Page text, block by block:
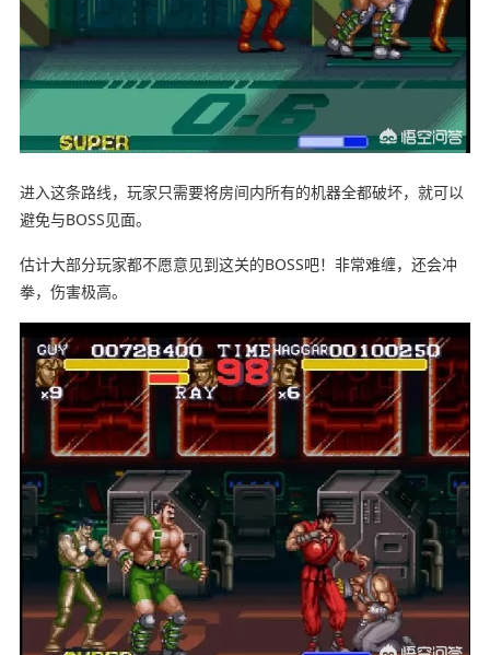
进入这条路线，玩家只需要将房间内所有的机器全都破坏，就可以
避免与BOSS见面。
估计大部分玩家都不愿意见到这关的BOSS吧！非常难缠，还会冲
拳，伤害极高。